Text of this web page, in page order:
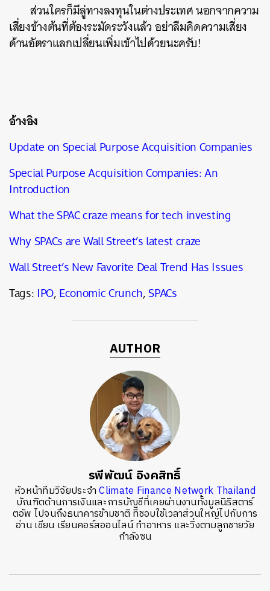
ส่วนใครก็มีลู่ทางลงทุนในต่างประเทศ นอกจากความ
เสี่ยงข้างต้นที่ต้องระมัดระวังแล้ว อย่าลืมคิดความเสี่ยง
ด้านอัตราแลกเปลี่ยนเพิ่มเข้าไปด้วยนะครับ!
อ้างอิง
Update on Special Purpose Acquisition Companies
Special Purpose Acquisition Companies: An
Introduction
What the SPAC craze means for tech investing
Why SPACs are Wall Street’s latest craze
Wall Street’s New Favorite Deal Trend Has Issues
Tags: IPO,Economic Crunch,SPACs
AUTHOR
รพีพัฒน์ อิงคสิทธิ์
หัวหน้าทีมวิจัยประจำClimate Finance Network Thailand
บัณฑิตด้านการเงินและการบัญชีที่เคยผ่านงานทั้งมูลนิธิสตาร์
ตอัพ ไปจนถึงธนาคารข้ามชาติ ที่ชอบใช้เวลาส่วนใหญ่ไปกับการ
อ่าน เขียน เรียนคอร์สออนไลน์ ทำอาหาร และวิ่งตามลูกชายวัย
กำลังซน